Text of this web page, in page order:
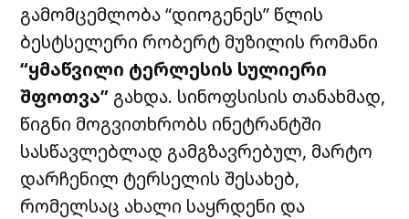
გამომცემლობა“დიოგენეს” წლის
ბესტსელერი რობერტ მუზილის რომანი
“ყმაწვილი ტერლესის სულიერი
შფოთვა” გახდა. სინოფსისის თანახმად,
წიგნი მოგვითხრობს ინეტრანტში
სასწავლებლად გამგზავრებულ, მარტო
დარჩენილ ტერსელის შესახებ,
რომელსაც ახალი საყრდენი და